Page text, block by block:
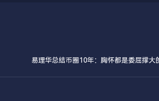
易理华总结币圈10年：胸怀都是委屈撑大